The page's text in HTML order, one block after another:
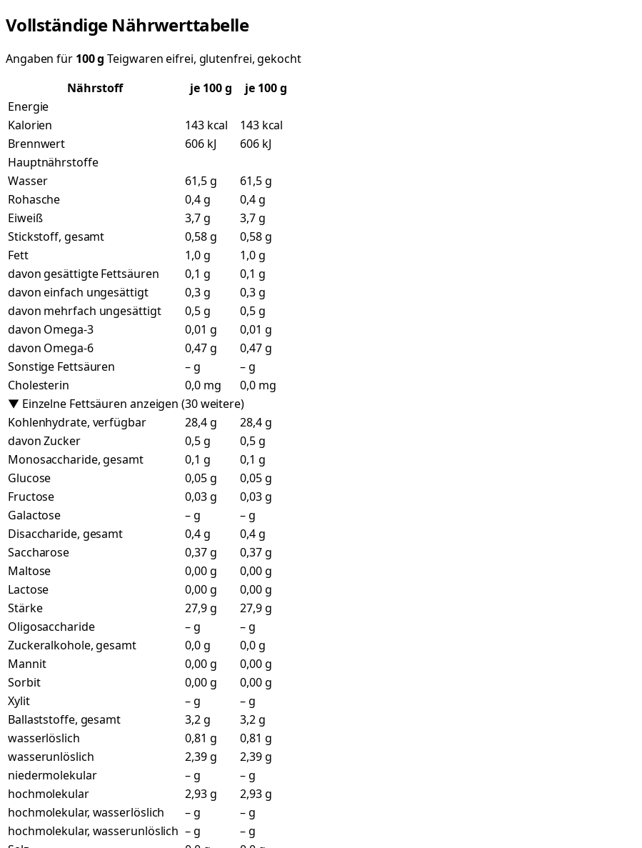
Vollständige Nährwerttabelle
Angaben für 100g Teigwaren eifrei, glutenfrei, gekocht
Nährstoff
je 100g
je 100 g
Energie
Kalorien
143 kcal
143 kcal
Brennwert
606 kJ
606 kJ
Hauptnährstoffe
Wasser
61,5 g
61,5 g
Rohasche
0,4 g
0,4 g
Eiweiß
3,7 g
3,7 g
Stickstoff, gesamt
0,58 g
0,58 g
Fett
1,0 g
1,0 g
davon gesättigte Fettsäuren
0,1 g
0,1 g
davon einfach ungesättigt
0,3 g
0,3 g
davon mehrfach ungesättigt
0,5 g
0,5 g
davon Omega-3
0,01 g
0,01 g
davon Omega-6
0,47 g
0,47 g
Sonstige Fettsäuren
– g
– g
Cholesterin
0,0 mg
0,0 mg
▼ Einzelne Fettsäuren anzeigen (30 weitere)
Kohlenhydrate, verfügbar
28,4 g
28,4 g
davon Zucker
0,5 g
0,5 g
Monosaccharide, gesamt
0,1 g
0,1 g
Glucose
0,05 g
0,05 g
Fructose
0,03 g
0,03 g
Galactose
– g
– g
Disaccharide, gesamt
0,4 g
0,4 g
Saccharose
0,37 g
0,37 g
Maltose
0,00 g
0,00 g
Lactose
0,00 g
0,00 g
Stärke
27,9 g
27,9 g
Oligosaccharide
– g
– g
Zuckeralkohole, gesamt
0,0 g
0,0 g
Mannit
0,00 g
0,00 g
Sorbit
0,00 g
0,00 g
Xylit
– g
– g
Ballaststoffe, gesamt
3,2 g
3,2 g
wasserlöslich
0,81 g
0,81 g
wasserunlöslich
2,39 g
2,39 g
niedermolekular
– g
– g
hochmolekular
2,93 g
2,93 g
hochmolekular, wasserlöslich
– g
– g
hochmolekular, wasserunlöslich – g
– g